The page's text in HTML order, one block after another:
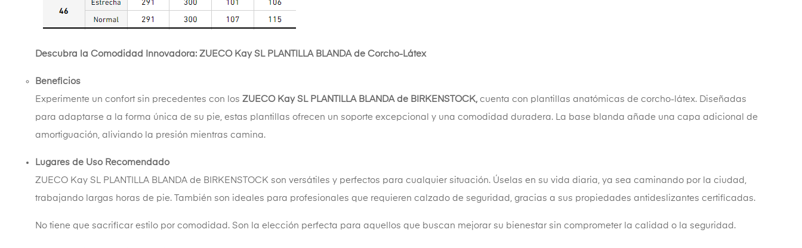
Descubra la Comodidad Innovadora: ZUECO Kay SL PLANTILLA BLANDA de Corcho-Látex
Beneficios
Experimente un confort sin precedentes con los ZUECO Kay SL PLANTILLA BLANDA de BIRKENSTOCK, cuenta con plantillas anatómicas de corcho-látex. Diseñadas
para adaptarse a la forma única de su pie, estas plantillas ofrecen un soporte excepcional y una comodidad duradera. La base blanda añade una capa adicional de
amortiguación, aliviando la presión mientras camina.
Lugares de Uso Recomendado
ZUECO Kay SL PLANTILLA BLANDA de BIRKENSTOCK son versátiles y perfectos para cualquier situación. Úselas en su vida diaria, ya sea caminando por la ciudad,
trabajando largas horas de pie. También son ideales para profesionales que requieren calzado de seguridad, gracias a sus propiedades antideslizantes certificadas.
No tiene que sacrificar estilo por comodidad. Son la elección perfecta para aquellos que buscan mejorar su bienestar sin comprometer la calidad o la seguridad.